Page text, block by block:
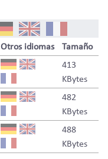
Otros idiomas Tamaño
413
KBytes
482
KBytes
488
KBytes